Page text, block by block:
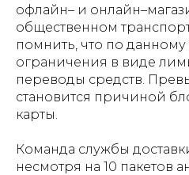
офлайн– и
общественном
помнить, что по данному
ограничения в виде
переводы средств.
становится причиной
карты.
Команда службы
несмотря на 10 пакетов